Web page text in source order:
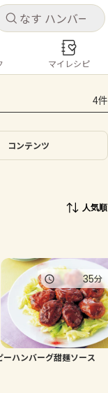
キャ
きます
キャ
コンテンツ
もろこし
ピーマン
マイレシピ
4件
コンテンツ
人気順
ーハンバーグ甜麺ソース
35分